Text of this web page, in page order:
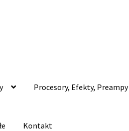
Procesory, Efekty, Preampy
Kontakt